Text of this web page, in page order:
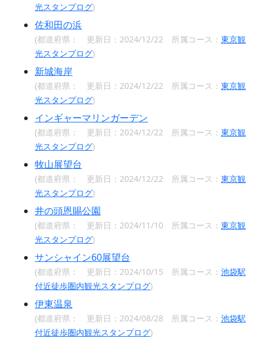
光スタンプログ)
佐和田の浜
(都道府県： 更新日：2024/12/22 所属コース： 東京観
光スタンプログ)
新城海岸
(都道府県： 更新日：2024/12/22 所属コース： 東京観
光スタンプログ)
インギャーマリンガーデン
(都道府県： 更新日：2024/12/22 所属コース： 東京観
光スタンプログ)
牧山展望台
(都道府県： 更新日：2024/12/22 所属コース： 東京観
光スタンプログ)
井の頭恩賜公園
(都道府県： 更新日：2024/11/10 所属コース： 東京観
光スタンプログ)
サンシャイン60展望台
(都道府県： 更新日：2024/10/15 所属コース： 池袋駅
付近徒歩圏内観光スタンプログ)
伊東温泉
(都道府県： 更新日：2024/08/28 所属コース： 池袋駅
付近徒歩圏内観光スタンプログ)